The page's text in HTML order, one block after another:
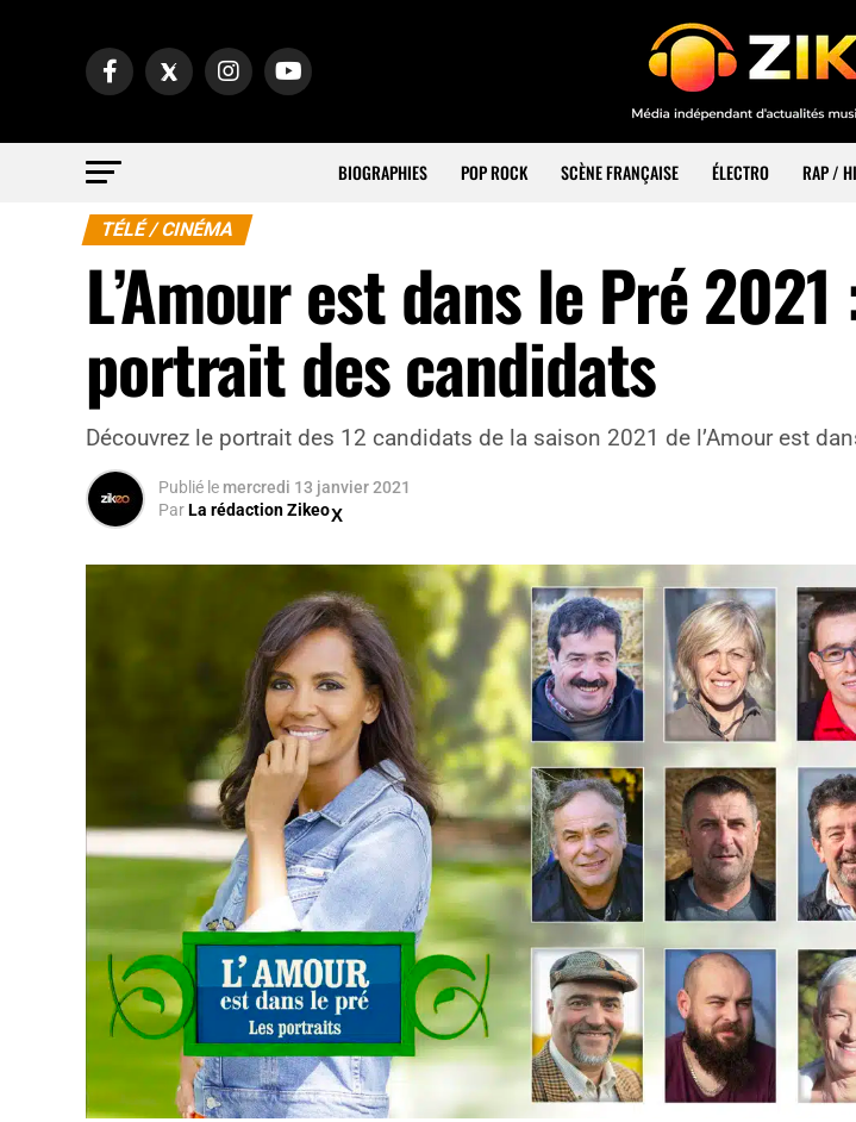
BIOGRAPHIES POP ROCK SCÈNE FRANÇAISE ÉLECTRO RAP /
TÉLÉ / CINÉMA
L’Amour est dans le Pré
portrait des candidats
Découvrez le portrait des 12 candidats de la saison 2021 de l’Amour est
Publié le mercredi 13 janvier 2021
ParLa rédaction Zikeo